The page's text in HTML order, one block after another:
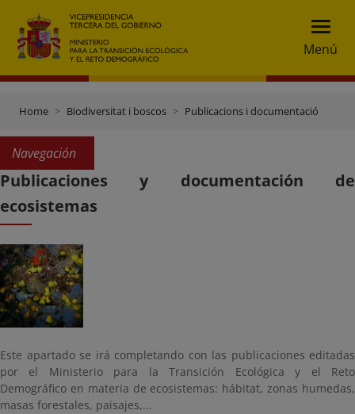
Menú
Home Biodiversitat i boscos Publicacions i documentació
Navegación
Publicaciones y documentación de
ecosistemas
Este apartado se irá completando con las publicaciones editadas
por el Ministerio para la Transición Ecológica y el Reto
Demográfico en materia de ecosistemas: hábitat, zonas humedas,
masas forestales, paisajes,...